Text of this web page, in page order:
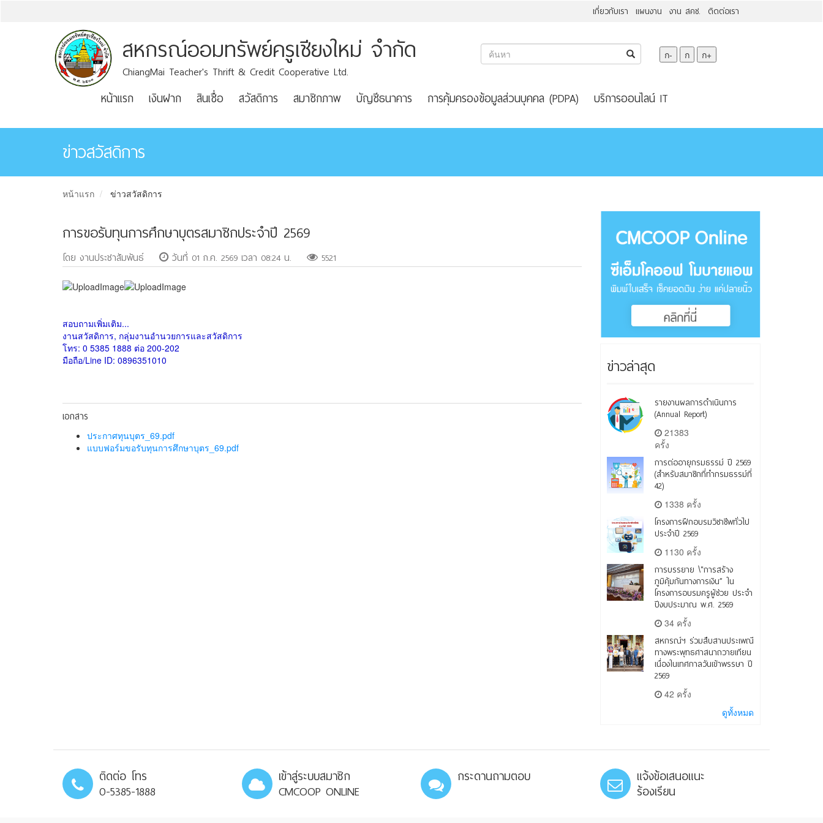
เกี่ยวกับเรา แผนงาน งาน สคช. ติดต่อเรา
สหกรณ์ออมทรัพย์ครูเชียงใหม่ จำกัด
ChiangMai Teacher's Thrift & Credit Cooperative Ltd.
ก- ก ก+
หน้าแรก เงินฝาก สินเชื่อ สวัสดิการ สมาชิกภาพ บัญชีธนาคาร การคุ้มครองข้อมูลส่วนบุคคล (PDPA) บริการออนไลน์ IT
ข่าวสวัสดิการ
หน้าแรก ข่าวสวัสดิการ
การขอรับทุนการศึกษาบุตรสมาชิกประจำปี 2569
โดย งานประชาสัมพันธ์ วันที่ 01 ก.ค. 2569 เวลา 08:24 น. 5521
สอบถามเพิ่มเติม...
งานสวัสดิการ, กลุ่มงานอำนวยการและสวัสดิการ
โทร: 0 5385 1888 ต่อ 200-202
มือถือ/Line ID: 0896351010
เอกสาร
ประกาศทุนบุตร_69.pdf
แบบฟอร์มขอรับทุนการศึกษาบุตร_69.pdf
ข่าวล่าสุด
รายงานผลการดำเนินการ
(Annual Report)
21383
ครั้ง
การต่ออายุกรมธรรม์ ปี 2569
(สำหรับสมาชิกที่ทำกรมธรรม์ที่
42)
1338 ครั้ง
โครงการฝึกอบรมวิชาชีพทั่วไป
ประจำปี 2569
1130 ครั้ง
การบรรยาย \"การสร้าง
ภูมิคุ้มกันทางการเงิน” ใน
โครงการอบรมครูผู้ช่วย ประจำ
ปีงบประมาณ พ.ศ. 2569
34 ครั้ง
สหกรณ์ฯ ร่วมสืบสานประเพณี
ทางพระพุทธศาสนาถวายเทียน
เนื่องในเทศกาลวันเข้าพรรษา ปี
2569
42 ครั้ง
ดูทั้งหมด
ติดต่อ โทร
0-5385-1888
เข้าสู่ระบบสมาชิก
CMCOOP ONLINE
กระดานถามตอบ แจ้งข้อเสนอแนะ
ร้องเรียน